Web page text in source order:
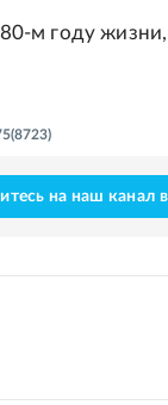
м году
на наш канал в